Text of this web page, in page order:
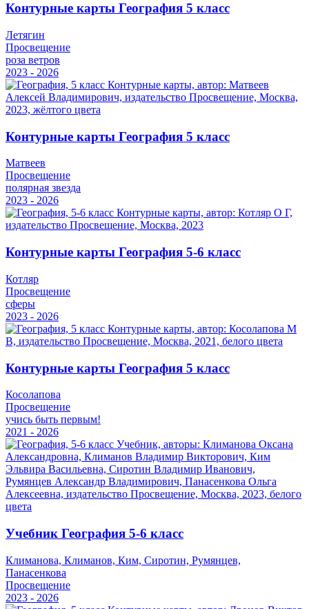
Контурные карты География 5 класс
Летягин
Просвещение
роза ветров
2023 - 2026
Контурные карты География 5 класс
Матвеев
Просвещение
полярная звезда
2023 - 2026
Контурные карты География 5-6 класс
Котляр
Просвещение
сферы
2023 - 2026
Контурные карты География 5 класс
Косолапова
Просвещение
учись быть первым!
2021 - 2026
Учебник География 5-6 класс
Климанова, Климанов, Ким, Сиротин, Румянцев,
Панасенкова
Просвещение
2023 - 2026